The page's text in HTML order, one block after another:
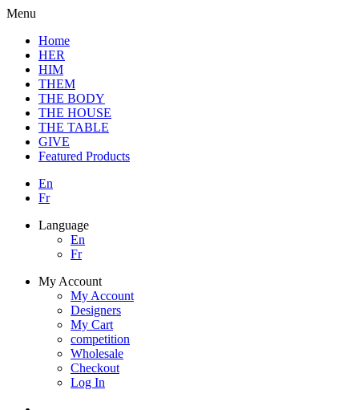
Menu
Home
HER
HIM
THEM
THE BODY
THE HOUSE
THE TABLE
GIVE
Featured Products
En
Fr
Language
En
Fr
My Account
My Account
Designers
My Cart
competition
Wholesale
Checkout
Log In